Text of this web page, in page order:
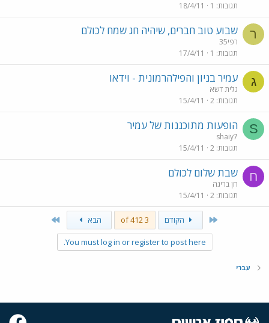
תגובות 1
18/4/11
ר שבוע טוב חברים, שיהיה חג שמח לכולם
רפי35
תגובות 1
17/4/11
ג עמיר בניון והפילהרמונית - וידאו
גלית דשא
תגובות 2
15/4/11
S הופעות מתוכננות של עמיר
shaiy7
תגובות 2
15/4/11
ח שבת שלום לכולם
חן בריגה
תגובות 2
15/4/11
First הקודם 3 of 412 הבא
You must log in or register to post here.
עברי